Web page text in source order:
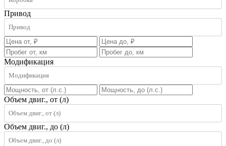
Привод
Модификация
Объем двиг., от (л)
Объем двиг., до (л)